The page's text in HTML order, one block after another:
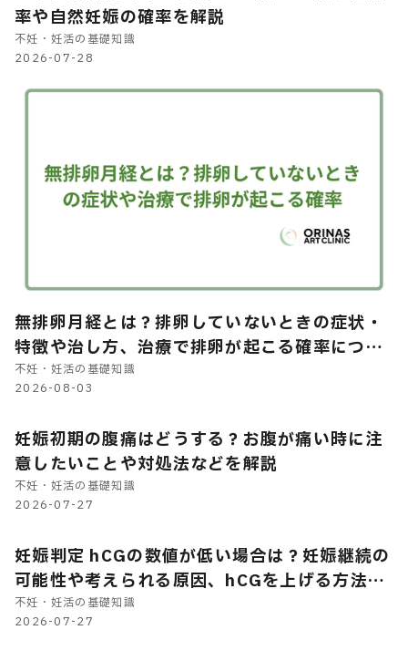
率や自然妊娠の確率を解説
不妊・妊活の基礎知識
2026-07-28
無排卵月経とは？排卵していないときの症状・
特徴や治し方、治療で排卵が起こる確率につい
て解説
不妊・妊活の基礎知識
2026-08-03
妊娠初期の腹痛はどうする？お腹が痛い時に注
意したいことや対処法などを解説
不妊・妊活の基礎知識
2026-07-27
妊娠判定 hCGの数値が低い場合は？妊娠継続の
可能性や考えられる原因、hCGを上げる方法の
有無などを解説
不妊・妊活の基礎知識
2026-07-27